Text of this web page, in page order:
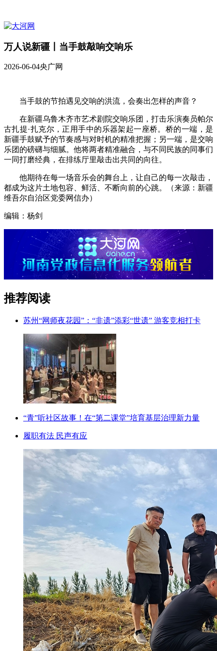
万人说新疆丨当手鼓敲响交响乐
2026-06-04央广网
当手鼓的节拍遇见交响的洪流，会奏出怎样的声音？
在新疆乌鲁木齐市艺术剧院交响乐团，打击乐演奏员帕尔
古扎提·扎克尔，正用手中的乐器架起一座桥。桥的一端，是
新疆手鼓赋予的节奏感与对时机的精准把握；另一端，是交响
乐团的磅礴与细腻。他将两者精准融合，与不同民族的同事们
一同打磨经典，在排练厅里敲击出共同的向往。
他期待在每一场音乐会的舞台上，让自己的每一次敲击，
都成为这片土地包容、鲜活、不断向前的心跳。（来源：新疆
维吾尔自治区党委网信办）
编辑：杨剑
推荐阅读
苏州“网师夜花园”：“非遗”添彩“世遗” 游客竞相打卡
“青”听社区故事！在“第二课堂”培育基层治理新力量
履职有法 民声有应